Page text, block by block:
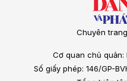
Chuyên
Cơ quan chủ quản:
Số giấy phép: 146/GP-